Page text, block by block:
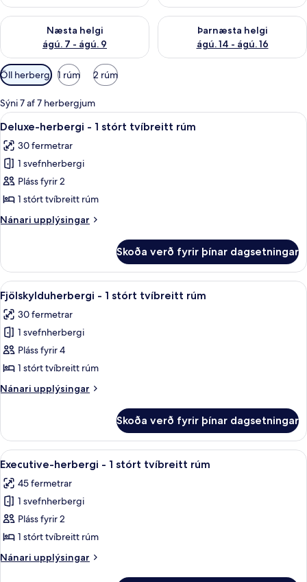
Næsta helgi
ágú. 7 - ágú. 9
Athuga framboð næstu helgi ágú. 7 - ágú. 9
Þarnæsta helgi
ágú. 14 - ágú. 16
Athuga framboð þarnæstu
Síur
í
boði
fyrir
herbergi
Öll herbergi 1 rúm 2 rúm
Sýni 7 af 7 herbergjum
Skoða
allar
myndir
fyrir
Deluxe-
herbergi
-
1
tvíbreitt
rúm
Deluxe-herbergi - 1 stórt tvíbreitt
5
Deluxe-herbergi - 1 stórt tvíbreitt rúm
30 fermetrar
1 svefnherbergi
Pláss fyrir 2
1 stórt tvíbreitt rúm
Nánari upplýsingar
Nánari
herbergi
1
stórt
tvíbreitt
rúm
Skoða verð fyrir þínar dagsetningar
Skoða
allar
myndir
fyrir
Fjölskylduherbergi
-
1
stórt
rúm
Fjölskylduherbergi - 1 stórt tvíbreitt
4
Fjölskylduherbergi - 1 stórt tvíbreitt rúm
30 fermetrar
1 svefnherbergi
Pláss fyrir 4
1 stórt tvíbreitt rúm
Nánari upplýsingar
Nánari
-
stórt
rúm
Skoða verð fyrir þínar dagsetningar
Skoða
allar
myndir
fyrir
Executive-
herbergi
-
1
Executive-herbergi - 1 stórt
7
Executive-herbergi - 1 stórt tvíbreitt rúm
45 fermetrar
1 svefnherbergi
Pláss fyrir 2
1 stórt tvíbreitt rúm
Nánari upplýsingar
Nánari